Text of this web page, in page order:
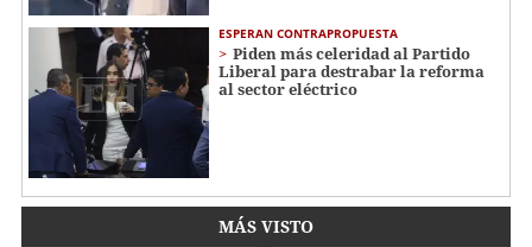
ESPERAN CONTRAPROPUESTA
Piden más celeridad al Partido
Liberal para destrabar la reforma
al sector eléctrico
MÁS VISTO